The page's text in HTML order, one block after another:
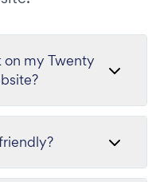
on my Twenty